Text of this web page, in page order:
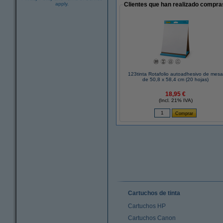
apply.
Clientes que han realizado
123tinta Rotafolio autoadhesivo de mesa
de 50,8 x 58,4 cm (20 hojas)
18,95 €
(Incl. 21% IVA)
Cartuchos de tinta
Cartuchos HP
Cartuchos Canon